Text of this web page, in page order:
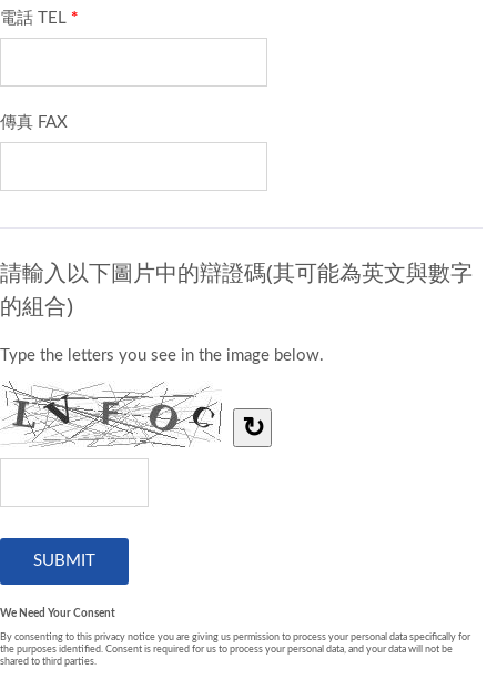
電話 TEL *
傳真 FAX
請輸入以下圖片中的辯證碼(其可能為英文與數字
的組合)
Type the letters you see in the image below.
↻
We Need Your Consent
By consenting to this privacy notice you are giving us permission to process your personal data specifically for
the purposes identified. Consent is required for us to process your personal data, and your data will not be
shared to third parties.